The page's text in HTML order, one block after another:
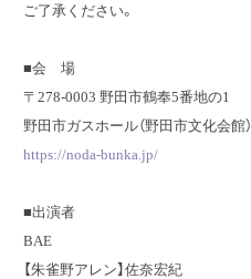
ご了承ください。
■会 場
〒278-0003 野田市鶴奉5番地の1
野田市ガスホール（野田市文化会館）
https://noda-bunka.jp/
■出演者
BAE
【朱雀野アレン】佐奈宏紀